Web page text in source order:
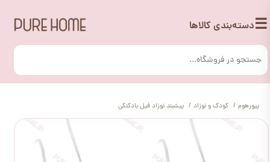
☰دسته‌بندی کالاها
پیورهوم کودک و نوزاد پیشبند نوزاد فیل بادکنکی